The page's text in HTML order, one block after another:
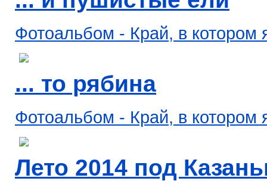
Фотоальбом - Край, в котором
... то рябина
Фотоальбом - Край, в котором
Лето 2014 под